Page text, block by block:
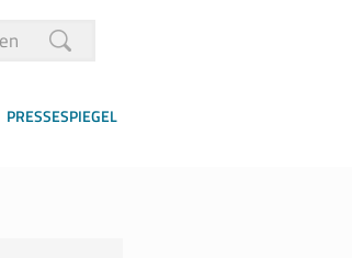
PRESSESPIEGEL